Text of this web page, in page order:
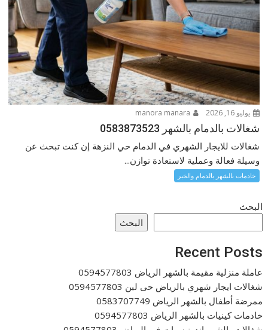
يوليو 16, 2026
شغالات بالدمام بالشهر 0583873523
شغالات للايجار الشهري في الدمام حي النزهة إن كنت تبحث عن
وسيلة فعالة وعملية لاستعادة توازن...
خادمات بالشهر بالدمام والخبر
البحث
البحث
Recent Posts
عاملة منزلية مقيمة بالشهر الرياض 0594577803
شغالات ايجار شهري بالرياض حى لبن 0594577803
ممرضة أطفال بالشهر الرياض 0583707749
خادمات كينيات بالشهر الرياض 0594577803